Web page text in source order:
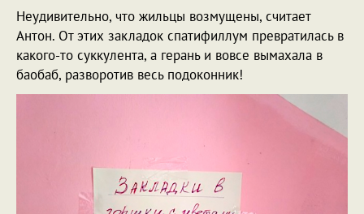
Неудивительно, что жильцы возмущены, считает
Антон. От этих закладок спатифиллум превратилась в
какого-то суккулента, а герань и вовсе вымахала в
баобаб, разворотив весь подоконник!